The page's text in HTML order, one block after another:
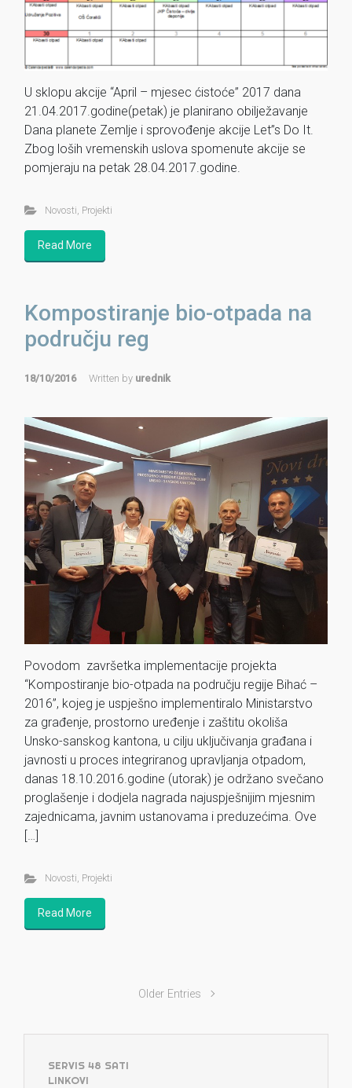
U sklopu akcije “April – mjesec ćistoće” 2017 dana
21.04.2017.godine(petak) je planirano obilježavanje
Dana planete Zemlje i sprovođenje akcije Let”s Do It.
Zbog loših vremenskih uslova spomenute akcije se
pomjeraju na petak 28.04.2017.godine.
Novosti Projekti
Read More
Kompostiranje bio-otpada na
području reg
18/10/2016 Written by urednik
Povodom završetka implementacije projekta
“Kompostiranje bio-otpada na području regije Bihać –
2016”, kojeg je uspješno implementiralo Ministarstvo
za građenje, prostorno uređenje i zaštitu okoliša
Unsko-sanskog kantona, u cilju uključivanja građana i
javnosti u proces integriranog upravljanja otpadom,
danas 18.10.2016.godine (utorak) je održano svečano
proglašenje i dodjela nagrada najuspješnijim mjesnim
zajednicama, javnim ustanovama i preduzećima. Ove
[…]
Novosti, Projekti
Read More
Older Entries
SERVIS 48 SATI
LINKOVI